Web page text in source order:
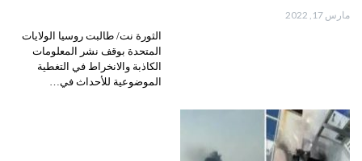
مارس 17, 2022
الثورة نت/ طالبت روسيا الولايات
المتحدة بوقف نشر المعلومات
الكاذبة والانخراط في التغطية
الموضوعية للأحداث في…